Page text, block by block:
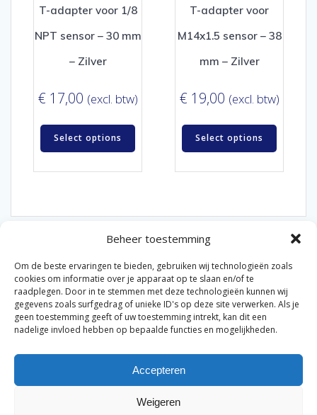
Beheer toestemming
Om de beste ervaringen te bieden, gebruiken wij technologieën zoals
cookies om informatie over je apparaat op te slaan en/of te
raadplegen. Door in te stemmen met deze technologieën kunnen wij
gegevens zoals surfgedrag of unieke ID's op deze site verwerken. Als je
geen toestemming geeft of uw toestemming intrekt, kan dit een
nadelige invloed hebben op bepaalde functies en mogelijkheden.
Accepteren
Weigeren
T-adapter voor 1/8
NPT sensor – 30 mm
– Zilver
€ 17,00 (excl. btw)
Select options
T-adapter voor
M14x1.5 sensor – 38
mm – Zilver
€ 19,00 (excl. btw)
Select options
© 2026 Van der Bel Las en Radiateurenbedrijf.
Privacyverklaring|Cookiebeleid|Retourbeleid|
Algemene voorwaarden voor consumenten
algemene voorwaarden
Disclaimer